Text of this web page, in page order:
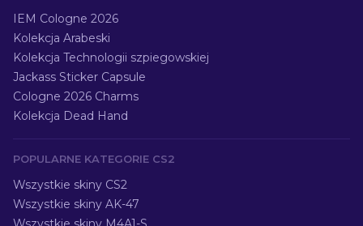
IEM Cologne 2026
Kolekcja Arabeski
Kolekcja Technologii szpiegowskiej
Jackass Sticker Capsule
Cologne 2026 Charms
Kolekcja Dead Hand
POPULARNE KATEGORIE CS2
Wszystkie skiny CS2
Wszystkie skiny AK-47